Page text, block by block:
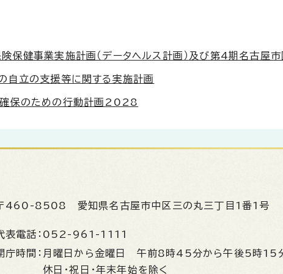
保健事業実施計画（データヘルス計画）及び第4期名古屋
自立の支援等に関する実施計画
確保のための行動計画2028
460-8508 愛知県名古屋市中区三の丸三丁目1番1号
表電話： 052-961-1111
庁時間： 月曜日から金曜日 午前8時45分から午後5時15
休日・祝日・年末年始を除く